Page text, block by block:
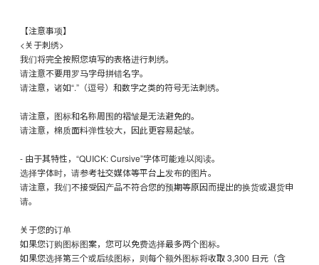
【注意事项】
<关于刺绣>
我们将完全按照您填写的表格进行刺绣。
请注意不要用罗马字母拼错名字。
请注意，诸如“.”（逗号）和数字之类的符号无法刺绣。
请注意，图标和名称周围的褶皱是无法避免的。
请注意，棉质面料弹性较大，因此更容易起皱。
- 由于其特性，“QUICK: Cursive”字体可能难以阅读。
选择字体时，请参考社交媒体等平台上发布的图片。
请注意，我们不接受因产品不符合您的预期等原因而提出的换货或退货申
请。
关于您的订单
如果您订购图标图案，您可以免费选择最多两个图标。
如果您选择第三个或后续图标，则每个额外图标将收取 3,300 日元（含